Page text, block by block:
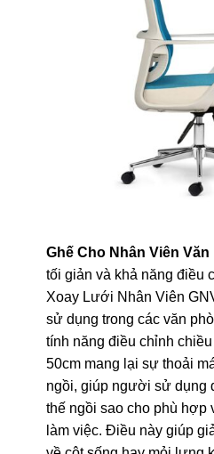
Ghế Cho Nhân Viên Văn
tối giản và khả năng điều
Xoay Lưới Nhân Viên
sử dụng trong các văn
tính năng điều chỉnh
50cm mang lại sự thoải
ngồi, giúp người sử dụng
thế ngồi sao cho phù hợp
làm việc. Điều này giúp